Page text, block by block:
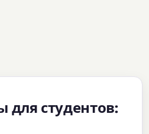
для студентов: